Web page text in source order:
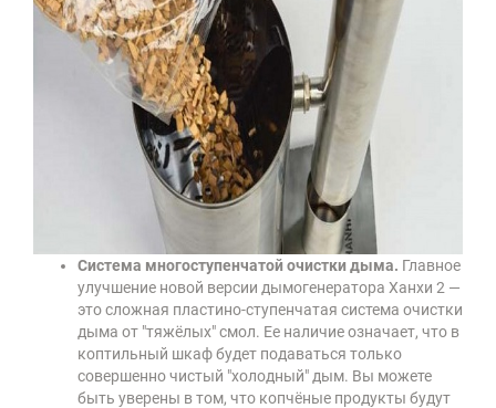
Система многоступенчатой очистки дыма. Главное
улучшение новой версии дымогенератора Ханхи 2 —
это сложная пластино-ступенчатая система очистки
дыма от "тяжёлых" смол. Ее наличие означает, что в
коптильный шкаф будет подаваться только
совершенно чистый "холодный" дым. Вы можете
быть уверены в том, что копчёные продукты будут